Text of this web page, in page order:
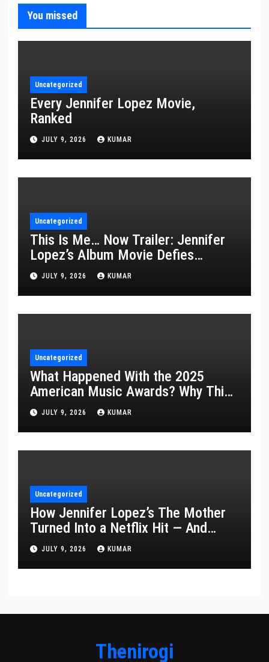
You missed
Uncategorized
Every Jennifer Lopez Movie,
Ranked
JULY 9, 2026 KUMAR
Uncategorized
This Is Me… Now Trailer: Jennifer
Lopez’s Album Movie Defies
Description
JULY 9, 2026 KUMAR
Uncategorized
What Happened With the 2025
American Music Awards? Why This
Year’s Ceremony Fell Flat
JULY 9, 2026 KUMAR
Uncategorized
How Jennifer Lopez’s The Mother
Turned Into a Netflix Hit — And
What It Says About Her Staying
Power
JULY 9, 2026 KUMAR
Thenirogi